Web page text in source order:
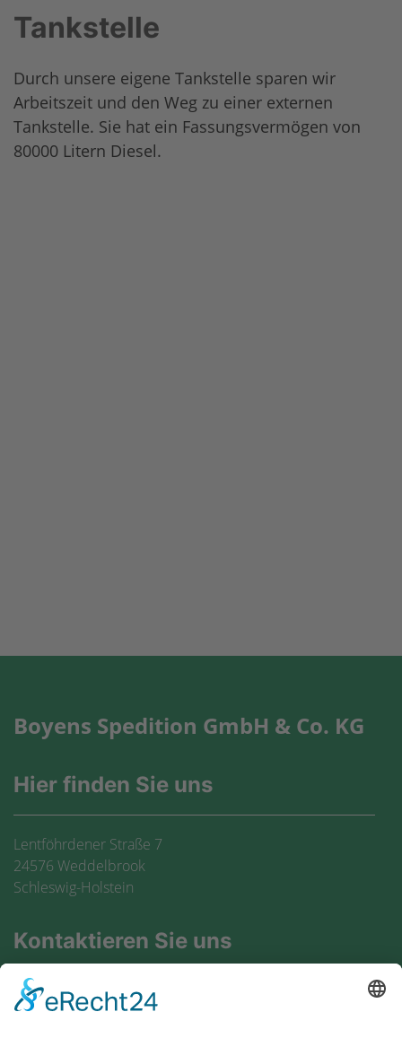
Tankstelle
Durch unsere eigene Tankstelle sparen wir
Arbeitszeit und den Weg zu einer externen
Tankstelle. Sie hat ein Fassungsvermögen von
80000 Litern Diesel.
Boyens Spedition GmbH & Co. KG
Hier finden Sie uns
Lentföhrdener Straße 7
24576 Weddelbrook
Schleswig-Holstein
Kontaktieren Sie uns
+49 4192 8174 0